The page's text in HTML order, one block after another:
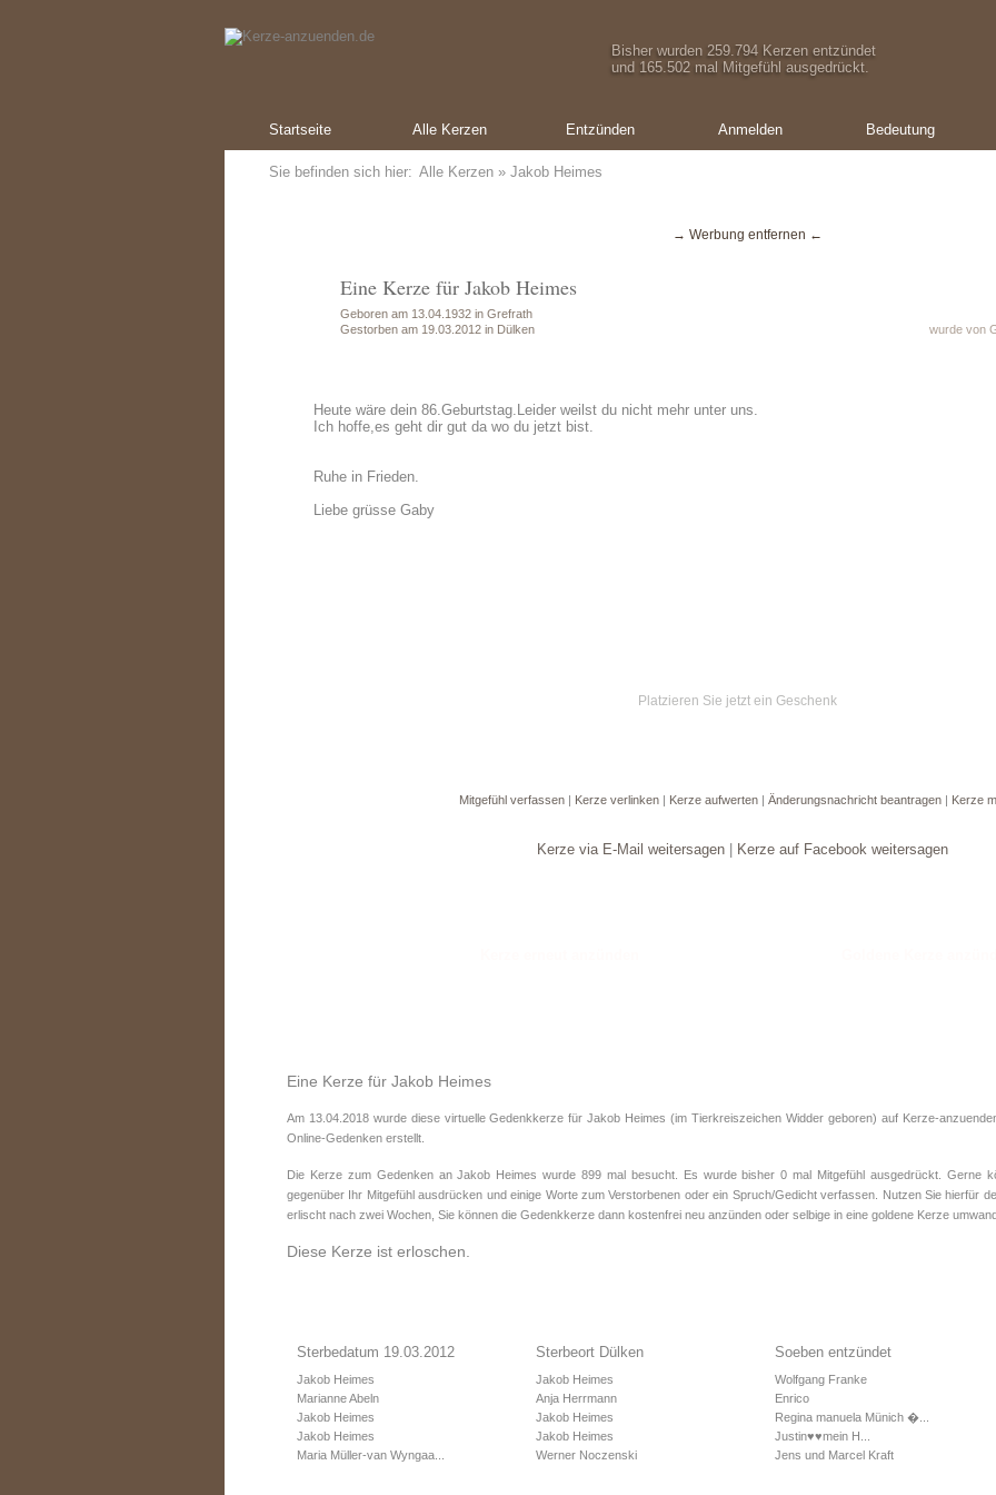
Bisher wurden 259.794 Kerzen entzündet
und 165.502 mal Mitgefühl ausgedrückt.
Startseite Alle Kerzen Entzünden Anmelden Bedeutung
Sie befinden sich hier: Alle Kerzen » Jakob Heimes
→ Werbung entfernen ←
Eine Kerze für Jakob Heimes
Geboren am 13.04.1932 in Grefrath
Gestorben am 19.03.2012 in Dülken
wurde von
Heute wäre dein 86.Geburtstag.Leider weilst du nicht mehr unter uns.
Ich hoffe,es geht dir gut da wo du jetzt bist.
Ruhe in Frieden.
Liebe grüsse Gaby
Platzieren Sie jetzt ein Geschenk
Mitgefühl verfassen | Kerze verlinken | Kerze aufwerten | Änderungsnachricht beantragen | Kerze
Kerze via E-Mail weitersagen Kerze auf Facebook weitersagen
Eine Kerze für Jakob Heimes
Am 13.04.2018 wurde diese virtuelle Gedenkkerze für Jakob Heimes (im Tierkreiszeichen Widdergeboren) auf Kerze-
Online-Gedenken erstellt.
Die Kerze zum Gedenken an Jakob Heimes wurde 899 mal besucht. Es wurde bisher 0 mal Mitgefühl ausgedrückt. Gerne
gegenüber Ihr Mitgefühl ausdrücken und einige Worte zum Verstorbenen oder ein Spruch/Gedicht verfassen. Nutzen Sie hierfür
erlischt nach zwei Wochen, Sie können die Gedenkkerze dann kostenfrei neu anzünden oder selbige in eine goldene Kerze
Diese Kerze ist erloschen.
Sterbedatum 19.03.2012
Jakob Heimes
Marianne Abeln
Jakob Heimes
Jakob Heimes
Maria Müller-van Wyngaa...
Sterbeort Dülken
Jakob Heimes
Anja Herrmann
Jakob Heimes
Jakob Heimes
Werner Noczenski
Soeben entzündet
Wolfgang Franke
Enrico
Regina manuela Münich �...
Justin♥️♥️mein H...
Jens und Marcel Kraft